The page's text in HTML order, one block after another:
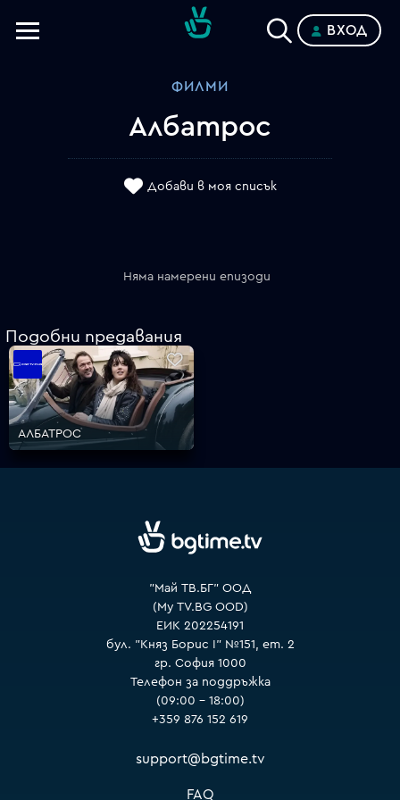
ВХОД
ФИЛМИ
Албатрос
Добави в моя списък
Няма намерени епизоди
Подобни предавания
АЛБАТРОС
"Май ТВ.БГ" ООД
(My TV.BG OOD)
ЕИК 202254191
бул. "Княз Борис I" №151, ет. 2
гр. София 1000
Телефон за поддръжка
(09:00 – 18:00)
+359 876 152 619
support@bgtime.tv
FAQ